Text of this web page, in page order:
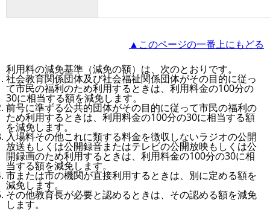
▲このページの一番上にもどる
利用料の減免基準（減免の額）は、次のとおりです。
社会教育関係団体及び社会福祉関係団体がその目的に従っ
て市民の福利のため利用するときは、利用料金の100分の
30に相当する額を減免します。
前号に準ずる公共的団体がその目的に従って市民の福利の
ため利用するときは、利用料金の100分の30に相当する額
を減免します。
入場料その他これに類する料金を徴収しないラジオの公開
放送もしくは公開録音またはテレビの公開放映もしくは公
開録画のため利用するときは、利用料金の100分の30に相
当する額を減免します。
市または市の機関が直接利用するときは、別に定める額を
減免します。
その他教育長が必要と認めるときは、その認める額を減免
します。